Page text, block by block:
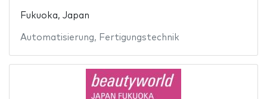
Fukuoka, Japan
Automatisierung, Fertigungstechnik